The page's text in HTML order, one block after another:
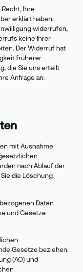
Recht, Ihre
erklärt haben,
widerrufen,
keine Ihrer
Der Widerruf hat
früherer
die Sie uns erteilt
Anfrage an:
mit Ausnahme
nach Ablauf der
die Löschung
Daten
und Gesetze
Gesetze beziehen:
(AO) und